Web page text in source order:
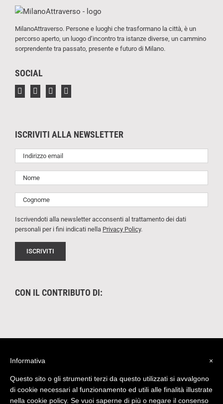
MilanoAttraverso. Persone e luoghi che trasformano la città, è un
percorso aperto, un luogo d’incontro tra istanze diverse, un cammino
sorprendente tra passato, presente e futuro di Milano.
SOCIAL
ISCRIVITI ALLA NEWSLETTER
Iscrivendoti alla newsletter acconsenti al trattamento dei dati
personali per i fini indicati nella Privacy Policy.
CON IL CONTRIBUTO DI:
×
Informativa
Questo sito o gli strumenti terzi da questo utilizzati si avvalgono
di cookie necessari al funzionamento ed utili alle finalità illustrate
nella cookie policy. Se vuoi saperne di più o negare il consenso